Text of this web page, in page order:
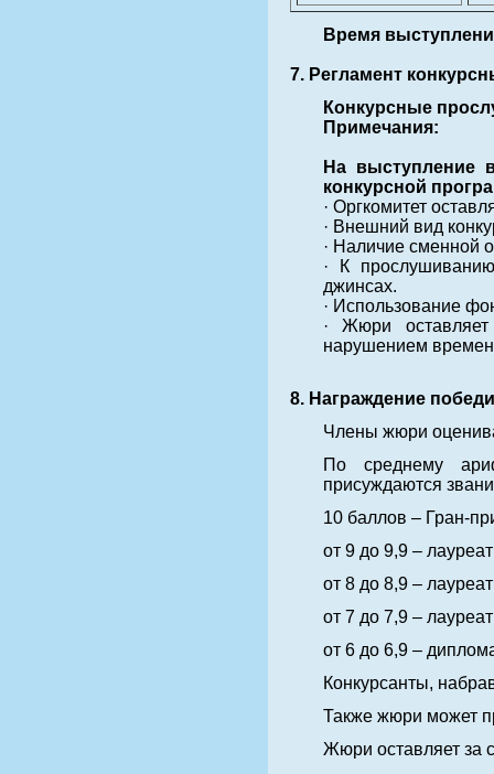
Время
7. Регламент
Конкурсные
Примечания:
На выступление
конкурсной
· Оргкомитет
· Внешний вид
· Наличие сменной
· К
джинсах.
· Использование
· Жюри
нарушением
8. Награждение
Члены жюри
По среднему
присуждаются
10 баллов – Гран-
от 9 до 9,9 –
от 8 до 8,9 –
от 7 до 7,9 –
от 6 до 6,9 –
Конкурсанты,
Также жюри может
Жюри оставляет за